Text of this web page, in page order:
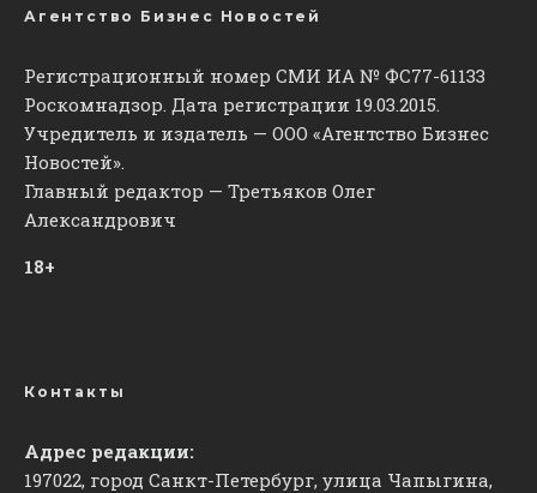
Агентство Бизнес Новостей
Регистрационный номер СМИ ИА № ФС77-61133
Роскомнадзор. Дата регистрации 19.03.2015.
Учредитель и издатель — ООО «Агентство Бизнес
Новостей».
Главный редактор — Третьяков Олег
Александрович
18+
Контакты
Адрес редакции:
197022, город Санкт-Петербург, улица Чапыгина,